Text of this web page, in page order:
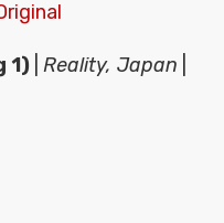
1) Reality, Japan